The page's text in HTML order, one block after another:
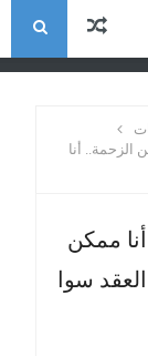
ا
الزحمة.. أنا
ممكن
سوا